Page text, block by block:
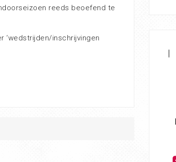
reeds beoefend te
‘wedstrijden/inschrijvingen